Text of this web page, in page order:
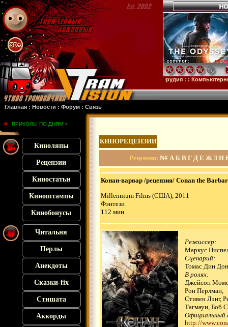
Главная : Новости : Форум : Связь
: :28 лет спустя : :Смерть единорога : :Компьютерные
ПРИКОЛЫ ПО ДНЯМ >
Киноляпы
Рецензии
Киностатьи
Киноштампы
Кинобонусы
Читальня
Перлы
Анекдоты
Сказки-fix
Стишата
Аккорды
КИНОРЕЦЕНЗИИ
Рецензии: N# А Б В Г Д Е Ж З И
Конан-варвар /рецензия/ Conan the
Millennium Films (США), 2011
Фэнтези
112 мин.
Режиссер:
Маркус
Сценарий:
Томас Дин
В ролях:
Джейсон
Рон Перлман,
Стивен Лэнг,
Тагмауи, Боб
Официальный
http://